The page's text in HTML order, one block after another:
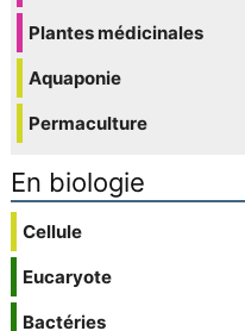
Plantes médicinales
Aquaponie
Permaculture
En biologie
Cellule
Eucaryote
Bactéries